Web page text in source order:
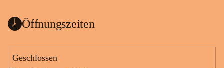
kommenden Tagen und Wochen wird
sein.
Die OMV Austria ist bemüht, für die
Öffnungszeiten
Geschlossen